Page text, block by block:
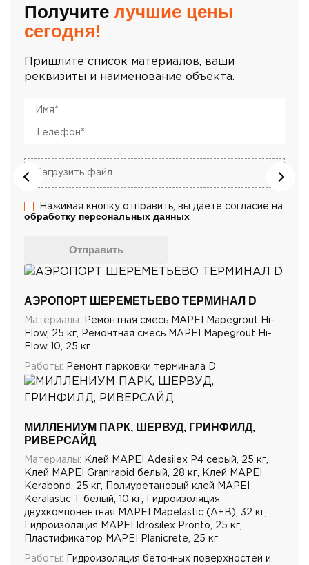
Получите лучшие цены
сегодня!
Пришлите список материалов, ваши
реквизиты и наименование объекта.
Имя*
Телефон*
Загрузить файл
Нажимая кнопку отправить, вы даете согласие на
обработку персональных данных
Отправить
АЭРОПОРТ ШЕРЕМЕТЬЕВО ТЕРМИНАЛ D
Материалы: Ремонтная смесь MAPEI Mapegrout Hi-
Flow, 25 кг, Ремонтная смесь MAPEI Mapegrout Hi-
Flow 10, 25 кг
Работы: Ремонт парковки терминала D
МИЛЛЕНИУМ ПАРК, ШЕРВУД, ГРИНФИЛД,
РИВЕРСАЙД
Материалы: Клей MAPEI Adesilex P4 серый, 25 кг,
Клей MAPEI Granirapid белый, 28 кг, Клей MAPEI
Kerabond, 25 кг, Полиуретановый клей MAPEI
Keralastic T белый, 10 кг, Гидроизоляция
двухкомпонентная MAPEI Mapelastic (А+B), 32 кг,
Гидроизоляция MAPEI Idrosilex Pronto, 25 кг,
Пластификатор MAPEI Planicrete, 25 кг
Работы: Гидроизоляция бетонных поверхностей и